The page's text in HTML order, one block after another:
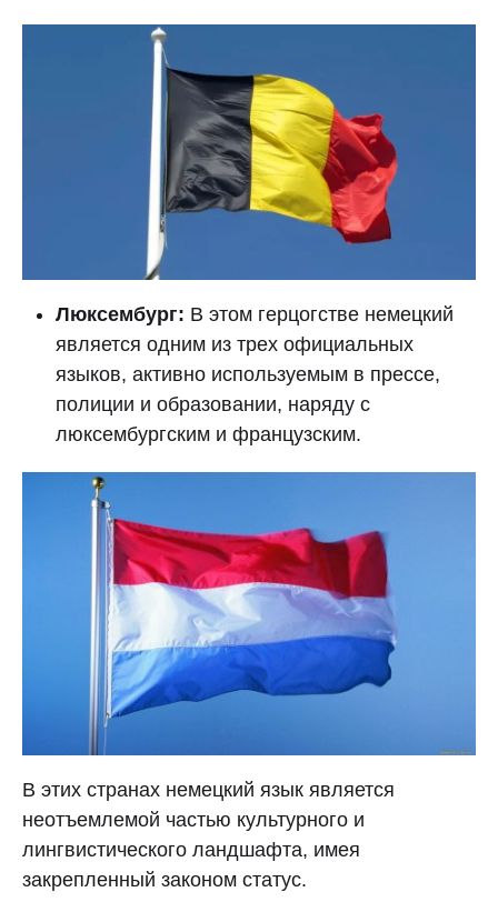
Люксембург: В этом герцогстве немецкий
является одним из трех официальных
языков, активно используемым в прессе,
полиции и образовании, наряду с
люксембургским и французским.
В этих странах немецкий язык является
неотъемлемой частью культурного и
лингвистического ландшафта, имея
закрепленный законом статус.